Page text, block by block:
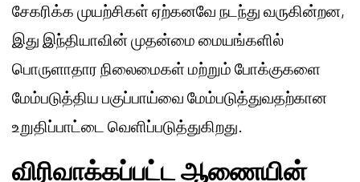
சேகரிக்க முயற்சிகள் ஏற்கனவே நடந்து வருகின்றன,
இது இந்தியாவின் முதன்மை மையங்களில்
பொருளாதார நிலைமைகள் மற்றும் போக்குகளை
மேம்படுத்திய பகுப்பாய்வை மேம்படுத்துவதற்கான
உறுதிப்பாட்டை வெளிப்படுத்துகிறது.
விரிவாக்கப்பட்ட ஆணையின்